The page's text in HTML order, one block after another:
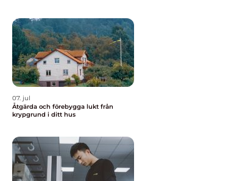
07. jul
Åtgärda och förebygga lukt från
krypgrund i ditt hus